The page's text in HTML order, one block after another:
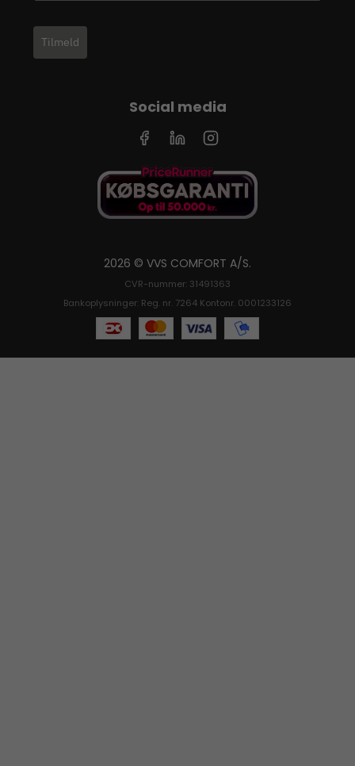
Tilmeld
Social media
2026 © VVS COMFORT A/S.
CVR-nummer: 31491363
Bankoplysninger: Reg. nr. 7264 Kontonr. 0001233126